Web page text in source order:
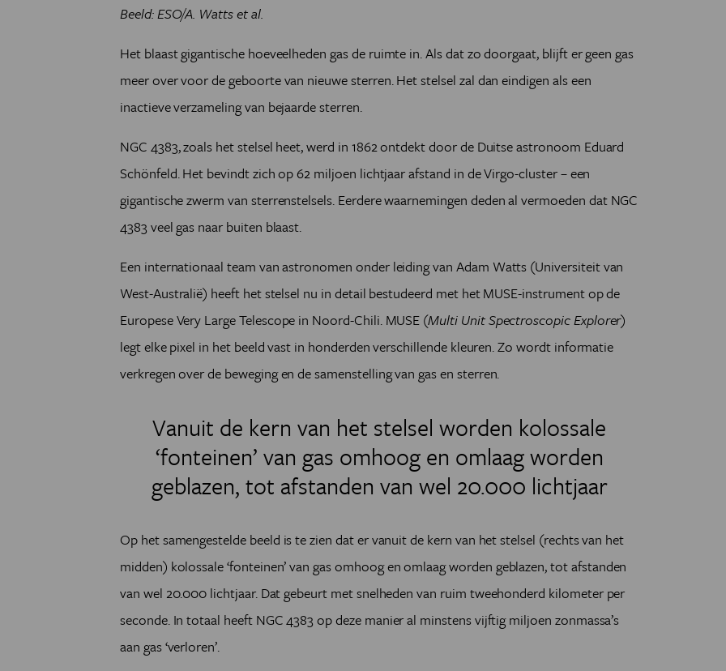
Beeld: ESO/A. Watts et al.
Het blaast gigantische hoeveelheden gas de ruimte in. Als dat zo doorgaat, blijft er geen gas
meer over voor de geboorte van nieuwe sterren. Het stelsel zal dan eindigen als een
inactieve verzameling van bejaarde sterren.
NGC 4383, zoals het stelsel heet, werd in 1862 ontdekt door de Duitse astronoom Eduard
Schönfeld. Het bevindt zich op 62 miljoen lichtjaar afstand in de Virgo-cluster – een
gigantische zwerm van sterrenstelsels. Eerdere waarnemingen deden al vermoeden dat NGC
4383 veel gas naar buiten blaast.
Een internationaal team van astronomen onder leiding van Adam Watts (Universiteit van
West-Australië) heeft het stelsel nu in detail bestudeerd met het MUSE-instrument op de
Europese Very Large Telescope in Noord-Chili. MUSE (Multi Unit Spectroscopic Explorer)
legt elke pixel in het beeld vast in honderden verschillende kleuren. Zo wordt informatie
verkregen over de beweging en de samenstelling van gas en sterren.
Vanuit de kern van het stelsel worden kolossale
‘fonteinen’ van gas omhoog en omlaag worden
geblazen, tot afstanden van wel 20.000 lichtjaar
Op het samengestelde beeld is te zien dat er vanuit de kern van het stelsel (rechts van het
midden) kolossale ‘fonteinen’ van gas omhoog en omlaag worden geblazen, tot afstanden
van wel 20.000 lichtjaar. Dat gebeurt met snelheden van ruim tweehonderd kilometer per
seconde. In totaal heeft NGC 4383 op deze manier al minstens vijftig miljoen zonmassa’s
aan gas ‘verloren’.